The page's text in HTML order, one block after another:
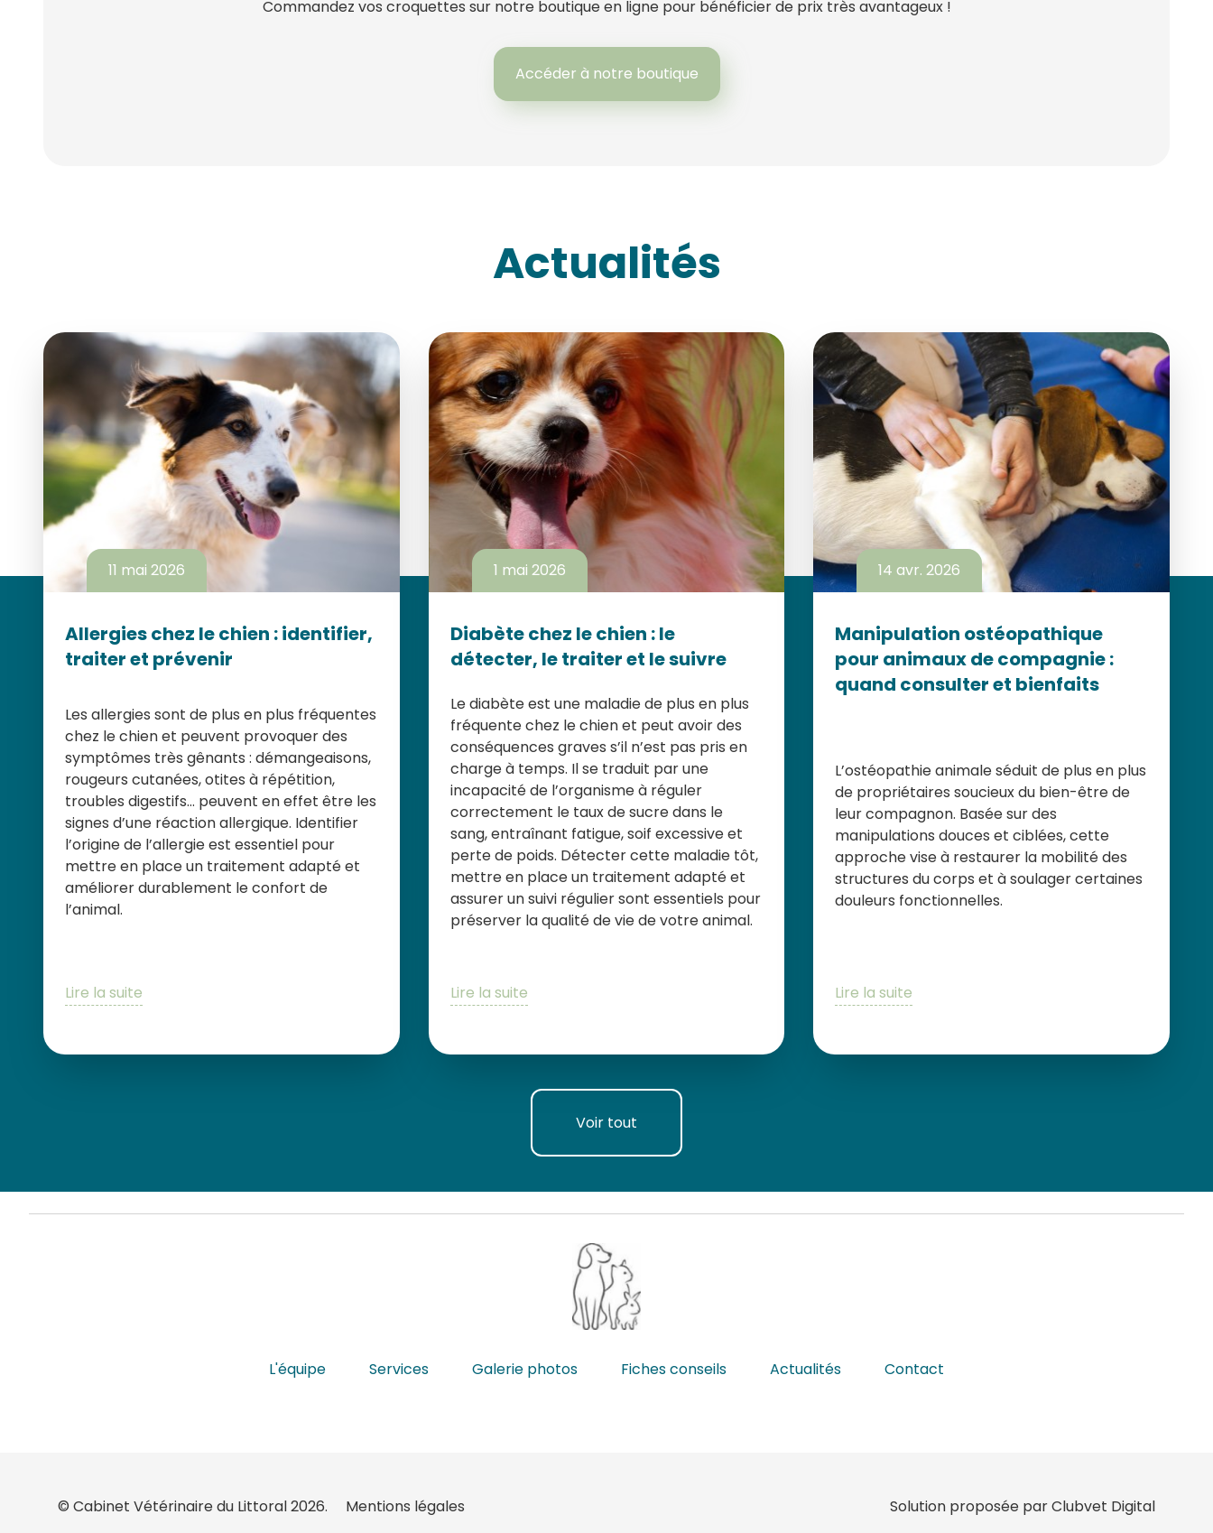
Commandez vos croquettes sur notre boutique en ligne pour bénéficier de prix très avantageux !
Accéder à notre boutique
Actualités
11 mai 2026
Allergies chez le chien : identifier,
traiter et prévenir
Les allergies sont de plus en plus fréquentes
chez le chien et peuvent provoquer des
symptômes très gênants : démangeaisons,
rougeurs cutanées, otites à répétition,
troubles digestifs… peuvent en effet être les
signes d’une réaction allergique. Identifier
l’origine de l’allergie est essentiel pour
mettre en place un traitement adapté et
améliorer durablement le confort de
l’animal.
Lire la suite
1 mai 2026
Diabète chez le chien : le
détecter, le traiter et le suivre
Le diabète est une maladie de plus en plus
fréquente chez le chien et peut avoir des
conséquences graves s’il n’est pas pris en
charge à temps. Il se traduit par une
incapacité de l’organisme à réguler
correctement le taux de sucre dans le
sang, entraînant fatigue, soif excessive et
perte de poids. Détecter cette maladie tôt,
mettre en place un traitement adapté et
assurer un suivi régulier sont essentiels pour
préserver la qualité de vie de votre animal.
Lire la suite
14 avr. 2026
Manipulation ostéopathique
pour animaux de compagnie :
quand consulter et bienfaits
L’ostéopathie animale séduit de plus en plus
de propriétaires soucieux du bien-être de
leur compagnon. Basée sur des
manipulations douces et ciblées, cette
approche vise à restaurer la mobilité des
structures du corps et à soulager certaines
douleurs fonctionnelles.
Lire la suite
Voir tout
L'équipe Services Galerie photos Fiches conseils Actualités Contact
© Cabinet Vétérinaire du Littoral 2026. Mentions légales Solution proposée par Clubvet Digital